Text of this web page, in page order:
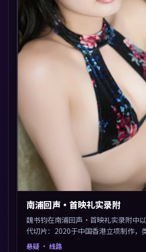
南浦回声·首映礼实录附
魏书钧在南浦回声·首映礼实录附中
代切片：2020于中国香港立项制作，
叙事交汇于终局，真相与救赎并行，适
悬疑 · 线路